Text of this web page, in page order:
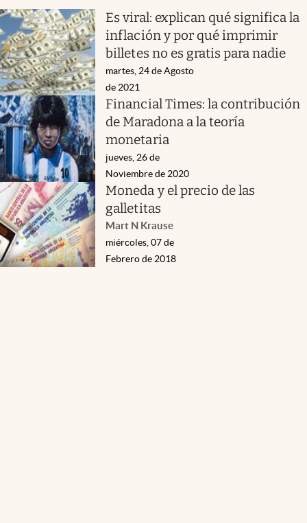
Es viral: explican qué significa la
inflación y por qué imprimir
billetes no es gratis para nadie
martes, 24 de Agosto
de 2021
Financial Times: la contribución
de Maradona a la teoría
monetaria
jueves, 26 de
Noviembre de 2020
Moneda y el precio de las
galletitas
Mart N Krause
miércoles, 07 de
Febrero de 2018